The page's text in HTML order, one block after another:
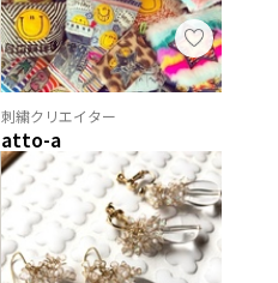
刺繍クリエイター
atto-a